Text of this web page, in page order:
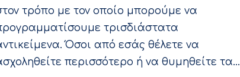
τρόπο με τον οποίο μπορούμε να
τρισδιάστατα
Όσοι από εσάς θέλετε να
περισσότερο ή να θυμηθείτε τα…